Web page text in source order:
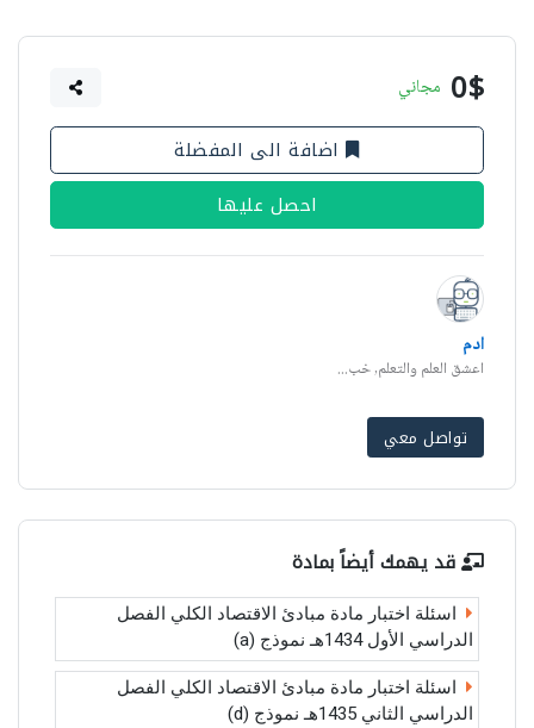
0$ مجاني
اضافة الى المفضلة
احصل عليها
ادم
اعشق العلم والتعلم, خب...
تواصل معي
قد يهمك أيضاً بمادة
اسئلة اختبار مادة مبادئ الاقتصاد الكلي الفصل
الدراسي الأول 1434هـ نموذج (a)
اسئلة اختبار مادة مبادئ الاقتصاد الكلي الفصل
الدراسي الثاني 1435هـ نموذج (d)